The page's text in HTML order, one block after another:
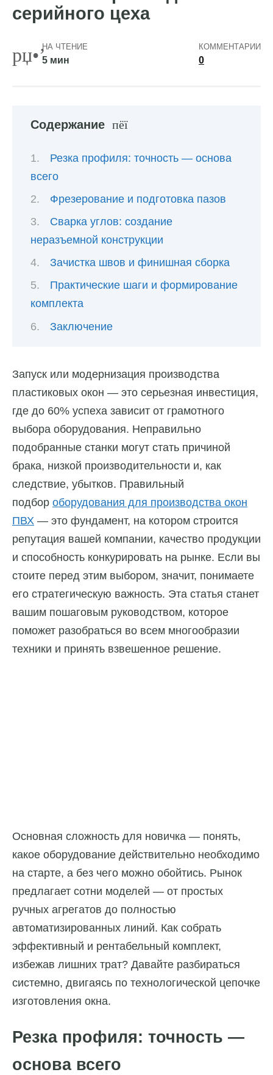
серийного цеха
НА ЧТЕНИЕ
5 мин
КОММЕНТАРИИ
0
Содержание
Резка профиля: точность — основа
всего
Фрезерование и подготовка пазов
Сварка углов: создание
неразъемной конструкции
Зачистка швов и финишная сборка
Практические шаги и формирование
комплекта
Заключение
Запуск или модернизация производства
пластиковых окон — это серьезная инвестиция,
где до 60% успеха зависит от грамотного
выбора оборудования. Неправильно
подобранные станки могут стать причиной
брака, низкой производительности и, как
следствие, убытков. Правильный
подбор оборудования для производства окон
ПВХ — это фундамент, на котором строится
репутация вашей компании, качество продукции
и способность конкурировать на рынке. Если вы
стоите перед этим выбором, значит, понимаете
его стратегическую важность. Эта статья станет
вашим пошаговым руководством, которое
поможет разобраться во всем многообразии
техники и принять взвешенное решение.
Основная сложность для новичка — понять,
какое оборудование действительно необходимо
на старте, а без чего можно обойтись. Рынок
предлагает сотни моделей — от простых
ручных агрегатов до полностью
автоматизированных линий. Как собрать
эффективный и рентабельный комплект,
избежав лишних трат? Давайте разбираться
системно, двигаясь по технологической цепочке
изготовления окна.
Резка профиля: точность —
основа всего